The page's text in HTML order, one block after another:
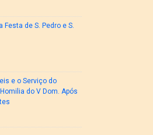
Festa de S. Pedro e S.
e o Serviço do
do V Dom. Após